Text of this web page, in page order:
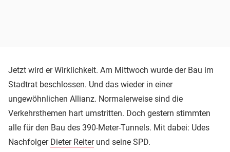
Jetzt wird er Wirklichkeit. Am Mittwoch wurde der Bau im
Stadtrat beschlossen. Und das wieder in einer
ungewöhnlichen Allianz. Normalerweise sind die
Verkehrsthemen hart umstritten. Doch gestern stimmten
alle für den Bau des 390-Meter-Tunnels. Mit dabei: Udes
Nachfolger Dieter Reiterund seine SPD.